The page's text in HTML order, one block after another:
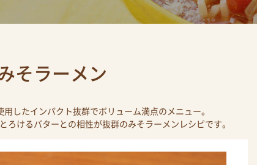
そラーメン
用したインパクト抜群でボリューム満点のメニュー。
ろけるバターとの相性が抜群のみそラーメンレシピです。